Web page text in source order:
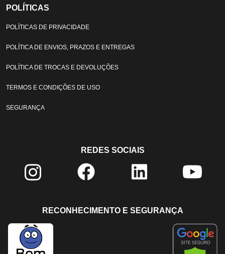
POLÍTICAS
POLÍTICAS DE PRIVACIDADE
POLÍTICA DE ENVIOS, PRAZOS E ENTREGAS
POLÍTICA DE TROCAS E DEVOLUÇÕES
TERMOS E CONDIÇÕES DE USO
SEGURANÇA
REDES SOCIAIS
RECONHECIMENTO E SEGURANÇA